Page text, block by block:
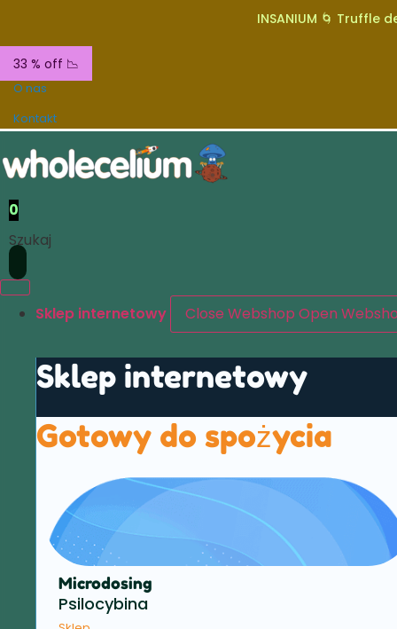
INSANIUM 🌀 Truffle
33 % off 📉
O nas
Kontakt
0
Szukaj
Sklep internetowy Close Webshop Open
Sklep internetowy
Gotowy do spożycia
Microdosing
Psilocybina